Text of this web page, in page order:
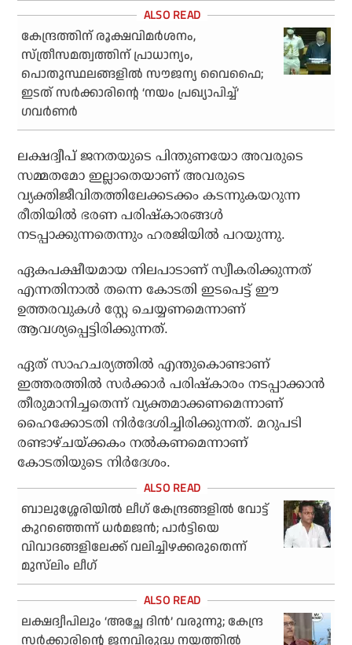
കേന്ദ്രത്തിന് രൂക്ഷവിമര്‍ശനം,
സ്ത്രീസമത്വത്തിന് പ്രാധാന്യം,
പൊതുസ്ഥലങ്ങളില്‍ സൗജന്യ വൈഫൈ;
ഇടത് സര്‍ക്കാരിന്റെ ‘നയം പ്രഖ്യാപിച്ച്’
ഗവര്‍ണര്‍
ലക്ഷദ്വീപ് ജനതയുടെ പിന്തുണയോ അവരുടെ
സമ്മതമോ ഇല്ലാതെയാണ് അവരുടെ
വ്യക്തിജീവിതത്തിലേക്കടക്കം കടന്നുകയറുന്ന
രീതിയില്‍ ഭരണ പരിഷ്‌കാരങ്ങള്‍
നടപ്പാക്കുന്നതെന്നും ഹരജിയില്‍ പറയുന്നു.
ഏകപക്ഷീയമായ നിലപാടാണ് സ്വീകരിക്കുന്നത്
എന്നതിനാല്‍ തന്നെ കോടതി ഇടപെട്ട് ഈ
ഉത്തരവുകള്‍ സ്റ്റേ ചെയ്യണമെന്നാണ്
ആവശ്യപ്പെട്ടിരിക്കുന്നത്.
ഏത് സാഹചര്യത്തില്‍ എന്തുകൊണ്ടാണ്
ഇത്തരത്തില്‍ സര്‍ക്കാര്‍ പരിഷ്‌കാരം നടപ്പാക്കാന്‍
തീരുമാനിച്ചതെന്ന് വ്യക്തമാക്കണമെന്നാണ്
ഹൈക്കോടതി നിര്‍ദേശിച്ചിരിക്കുന്നത്. മറുപടി
രണ്ടാഴ്ചയ്ക്കകം നല്‍കണമെന്നാണ്
കോടതിയുടെ നിര്‍ദേശം.
ബാലുശ്ശേരിയില്‍ ലീഗ് കേന്ദ്രങ്ങളില്‍ വോട്ട്
കുറഞ്ഞെന്ന് ധര്‍മജന്‍; പാര്‍ട്ടിയെ
വിവാദങ്ങളിലേക്ക് വലിച്ചിഴക്കരുതെന്ന്
മുസ്‌ലിം ലീഗ്
ലക്ഷദ്വീപിലും ‘അച്ഛേ ദിന്‍’ വരുന്നു; കേന്ദ്ര
സര്‍ക്കാരിന്റെ ജനവിരുദ്ധ നയത്തില്‍